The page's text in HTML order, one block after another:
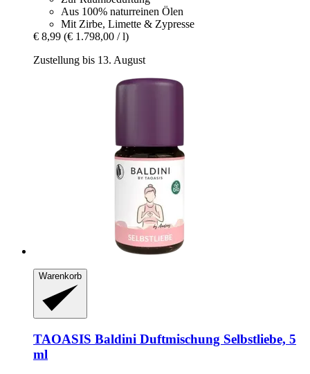
Aus 100% naturreinen Ölen
Mit Zirbe, Limette & Zypresse
€ 8,99 (€ 1.798,00 / l)
Zustellung bis 13. August
Warenkorb
TAOASIS Baldini Duftmischung Selbstliebe, 5
ml